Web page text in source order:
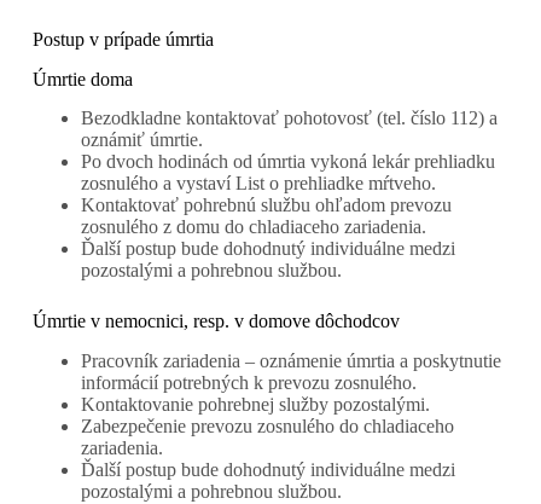
Postup v prípade úmrtia
Úmrtie doma
Bezodkladne kontaktovať pohotovosť (tel. číslo 112) a
oznámiť úmrtie.
Po dvoch hodinách od úmrtia vykoná lekár prehliadku
zosnulého a vystaví List o prehliadke mŕtveho.
Kontaktovať pohrebnú službu ohľadom prevozu
zosnulého z domu do chladiaceho zariadenia.
Ďalší postup bude dohodnutý individuálne medzi
pozostalými a pohrebnou službou.
Úmrtie v nemocnici, resp. v domove dôchodcov
Pracovník zariadenia – oznámenie úmrtia a poskytnutie
informácií potrebných k prevozu zosnulého.
Kontaktovanie pohrebnej služby pozostalými.
Zabezpečenie prevozu zosnulého do chladiaceho
zariadenia.
Ďalší postup bude dohodnutý individuálne medzi
pozostalými a pohrebnou službou.